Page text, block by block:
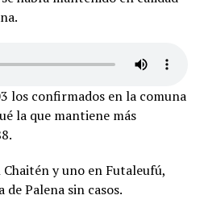
los confirmados en la comuna
la que mantiene más
y uno en Futaleufú,
Palena sin casos.